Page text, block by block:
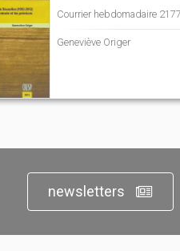
Courrier hebdomadaire
Geneviève Origer
newsletters